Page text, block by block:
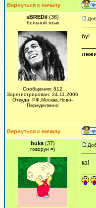
Вернуться к началу
sBREDil (36)
больной язык
Сообщения: 812
Зарегистрирован: 24.11.2006
Откуда: РФ,Москва,Ново-
Переделкино
бу!
Вернуться к началу
buka(37)
говорун =)
ка!